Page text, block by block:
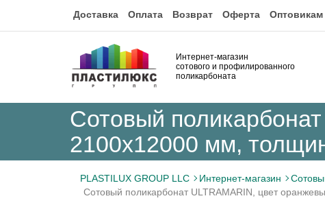
Доставка Оплата Возврат Оферта Оптовикам
Интернет-магазин
сотового и профилированного
поликарбоната
Сотовый
2100x12000 мм,
PLASTILUX GROUP LLC Интернет-магазин
Сотовый поликарбонат ULTRAMARIN, цвет